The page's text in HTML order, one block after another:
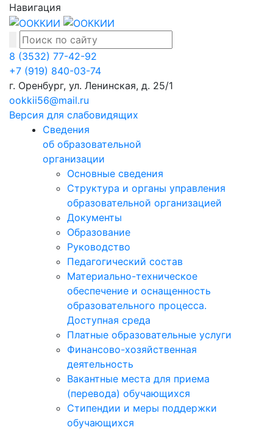
Навигация
8 (3532) 77-42-92
+7 (919) 840-03-74
г. Оренбург, ул. Ленинская, д. 25/1
ookkii56@mail.ru
Версия для слабовидящих
Сведения
об образовательной
организации
Основные сведения
Структура и органы управления
образовательной организацией
Документы
Образование
Руководство
Педагогический состав
Материально-техническое
обеспечение и оснащенность
образовательного процесса.
Доступная среда
Платные образовательные услуги
Финансово-хозяйственная
деятельность
Вакантные места для приема
(перевода) обучающихся
Стипендии и меры поддержки
обучающихся